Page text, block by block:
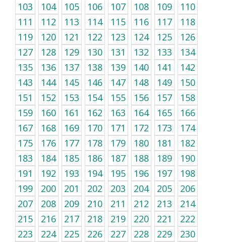
103
104 105 106 107 108 109
110
111
112 113 114 115 116 117
118
119
120 121 122 123 124 125
126
127
128 129 130 131 132 133
134
135
136 137 138 139 140 141
142
143
144 145 146 147 148 149
150
151
152 153 154 155 156 157
158
159
160 161 162 163 164 165
166
167
168 169 170 171 172 173
174
175
176 177 178 179 180 181
182
183
184 185 186 187 188 189
190
191
192 193 194 195 196 197
198
199
200 201 202 203 204 205
206
207
208 209 210 211 212 213
214
215
216 217 218 219 220 221
222
223
224 225 226 227 228 229
230